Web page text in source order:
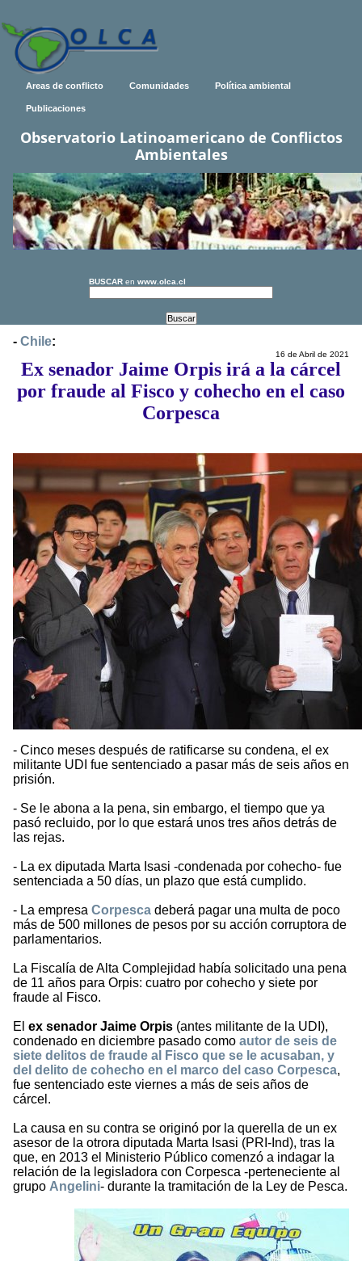
Areas de conflicto Comunidades Política ambiental
Publicaciones
Observatorio Latinoamericano de Conflictos
Ambientales
BUSCAR en www.olca.cl
- Chile:
16 de Abril de 2021
Ex senador Jaime Orpis irá a la cárcel
por fraude al Fisco y cohecho en el caso
Corpesca
- Cinco meses después de ratificarse su condena, el ex
militante UDI fue sentenciado a pasar más de seis años en
prisión.
- Se le abona a la pena, sin embargo, el tiempo que ya
pasó recluido, por lo que estará unos tres años detrás de
las rejas.
- La ex diputada Marta Isasi -condenada por cohecho- fue
sentenciada a 50 días, un plazo que está cumplido.
- La empresa Corpesca deberá pagar una multa de poco
más de 500 millones de pesos por su acción corruptora de
parlamentarios.
La Fiscalía de Alta Complejidad había solicitado una pena
de 11 años para Orpis: cuatro por cohecho y siete por
fraude al Fisco.
El ex senador Jaime Orpis (antes militante de la UDI),
condenado en diciembre pasado como autor de seis de
siete delitos de fraude al Fisco que se le acusaban, y
del delito de cohecho en el marco del caso Corpesca,
fue sentenciado este viernes a más de seis años de
cárcel.
La causa en su contra se originó por la querella de un ex
asesor de la otrora diputada Marta Isasi (PRI-Ind), tras la
que, en 2013 el Ministerio Público comenzó a indagar la
relación de la legisladora con Corpesca -perteneciente al
grupo Angelini- durante la tramitación de la Ley de Pesca.